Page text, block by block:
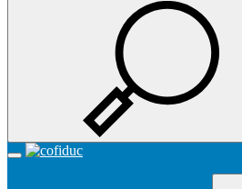
Recherche
Toggle
Accueil